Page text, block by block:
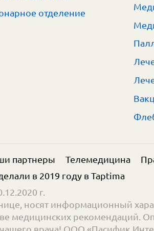
отделение
партнеры Телемедицина
в 2019 году в Taptima
г.
носят информационный
медицинских рекомендаций.
врача! ООО «Пасифик